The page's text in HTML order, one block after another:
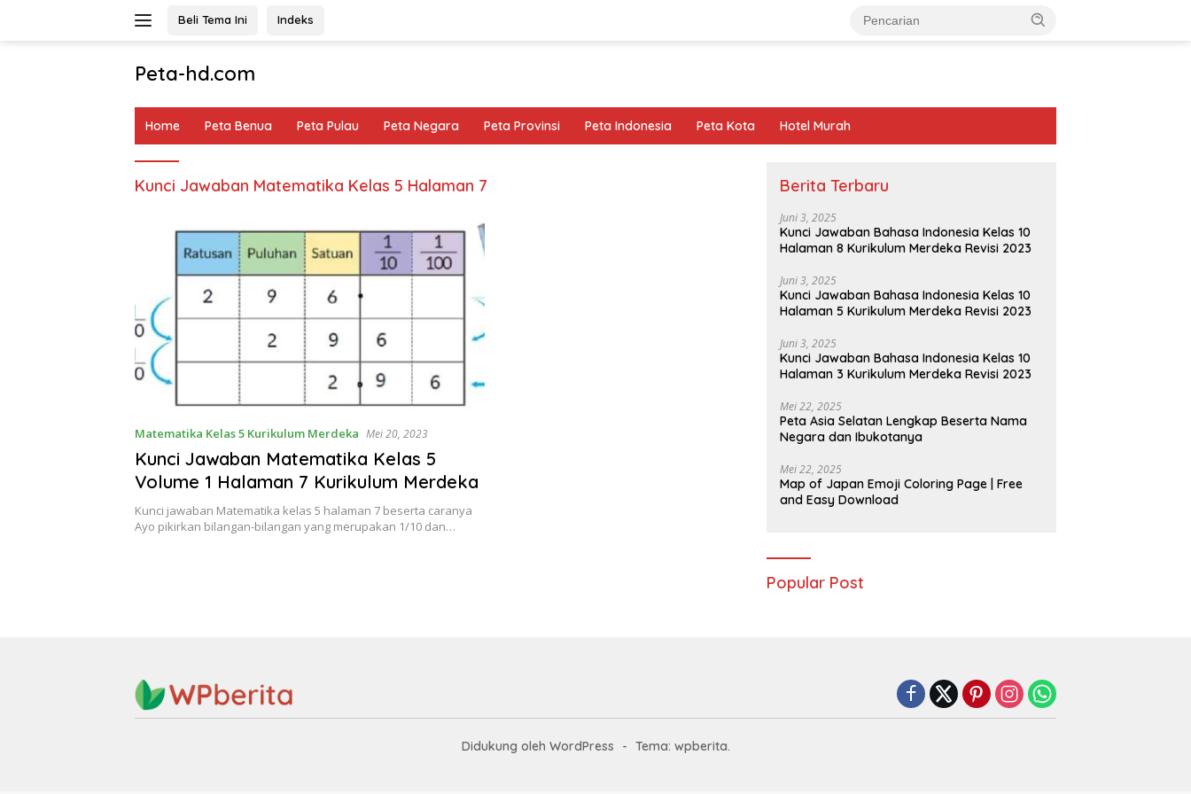
Beli Tema Ini Indeks
Peta-hd.com
Gambar
HD
Home Peta Benua Peta Pulau Peta Negara Peta Provinsi Peta Indonesia Peta Kota Hotel Murah
Kunci Jawaban Matematika Kelas 5 Halaman 7
Matematika Kelas 5 Kurikulum Merdeka Mei 20, 2023
Kunci Jawaban Matematika Kelas 5
Volume 1 Halaman 7 Kurikulum Merdeka
Kunci jawaban Matematika kelas 5 halaman 7 beserta caranya
Ayo pikirkan bilangan-bilangan yang merupakan 1/10 dan…
Berita Terbaru
Juni 3, 2025
Kunci Jawaban Bahasa Indonesia Kelas 10
Halaman 8 Kurikulum Merdeka Revisi 2023
Juni 3, 2025
Kunci Jawaban Bahasa Indonesia Kelas 10
Halaman 5 Kurikulum Merdeka Revisi 2023
Juni 3, 2025
Kunci Jawaban Bahasa Indonesia Kelas 10
Halaman 3 Kurikulum Merdeka Revisi 2023
Mei 22, 2025
Peta Asia Selatan Lengkap Beserta Nama
Negara dan Ibukotanya
Mei 22, 2025
Map of Japan Emoji Coloring Page | Free
and Easy Download
Popular Post
Didukung oleh WordPress - Tema: wpberita.